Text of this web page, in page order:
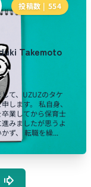
投稿数 | 554
Takemoto
て、UZUZのタケ
します。 私自身、
業してから保育士
みましたが思うよ
かず、 転職を繰...